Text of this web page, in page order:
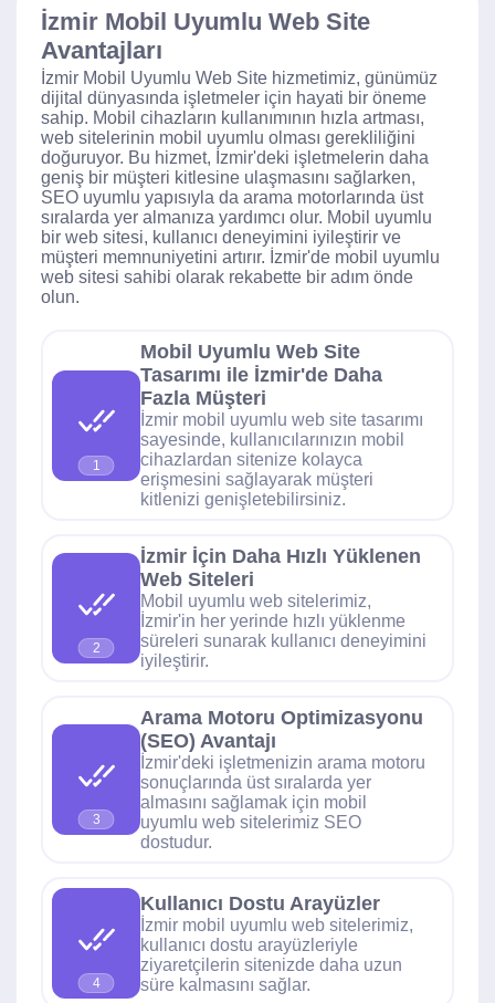
İzmir Mobil Uyumlu Web Site
Avantajları
İzmir Mobil Uyumlu Web Site hizmetimiz, günümüz
dijital dünyasında işletmeler için hayati bir öneme
sahip. Mobil cihazların kullanımının hızla artması,
web sitelerinin mobil uyumlu olması gerekliliğini
doğuruyor. Bu hizmet, İzmir'deki işletmelerin daha
geniş bir müşteri kitlesine ulaşmasını sağlarken,
SEO uyumlu yapısıyla da arama motorlarında üst
sıralarda yer almanıza yardımcı olur. Mobil uyumlu
bir web sitesi, kullanıcı deneyimini iyileştirir ve
müşteri memnuniyetini artırır. İzmir'de mobil uyumlu
web sitesi sahibi olarak rekabette bir adım önde
olun.
1
Mobil Uyumlu Web Site
Tasarımı ile İzmir'de Daha
Fazla Müşteri
İzmir mobil uyumlu web site tasarımı
sayesinde, kullanıcılarınızın mobil
cihazlardan sitenize kolayca
erişmesini sağlayarak müşteri
kitlenizi genişletebilirsiniz.
2
İzmir İçin Daha Hızlı Yüklenen
Web Siteleri
Mobil uyumlu web sitelerimiz,
İzmir'in her yerinde hızlı yüklenme
süreleri sunarak kullanıcı deneyimini
iyileştirir.
3
Arama Motoru Optimizasyonu
(SEO) Avantajı
İzmir'deki işletmenizin arama motoru
sonuçlarında üst sıralarda yer
almasını sağlamak için mobil
uyumlu web sitelerimiz SEO
dostudur.
4
Kullanıcı Dostu Arayüzler
İzmir mobil uyumlu web sitelerimiz,
kullanıcı dostu arayüzleriyle
ziyaretçilerin sitenizde daha uzun
süre kalmasını sağlar.